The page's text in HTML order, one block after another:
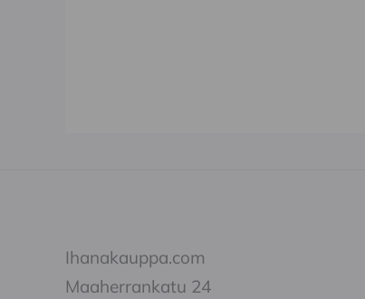
Ihanakauppa.com
Maaherrankatu 24